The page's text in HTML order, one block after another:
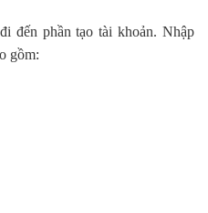
đến phần tạo tài khoản. Nhập
gồm: